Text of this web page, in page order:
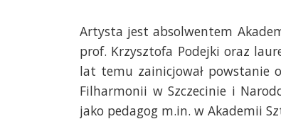
Artysta jest absolwentem
prof. Krzysztofa Podejki oraz
lat temu zainicjował powstanie
Filharmonii w Szczecinie i
jako pedagog m.in. w Akademii